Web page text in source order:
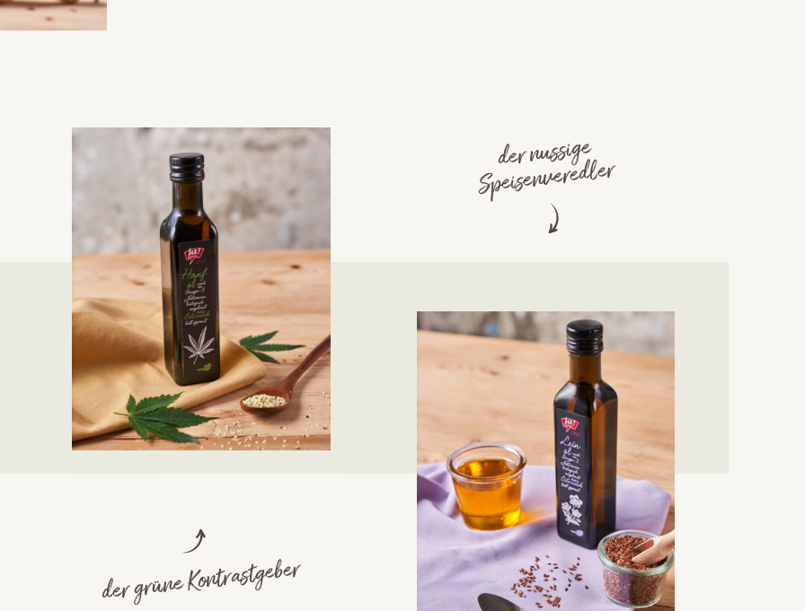
der grüne Kontrastgeber
der nussige
Speisenveredler